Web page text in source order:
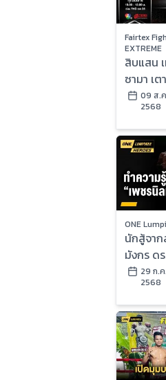
Fairtex
EXTREME
สิบแสน
ซามา เ
Fight ม
09 ส.
2568
ONE
นักสู้จาก
มังกร ด
แลนด์”
Ch7HD
29 ก.ค.
2568